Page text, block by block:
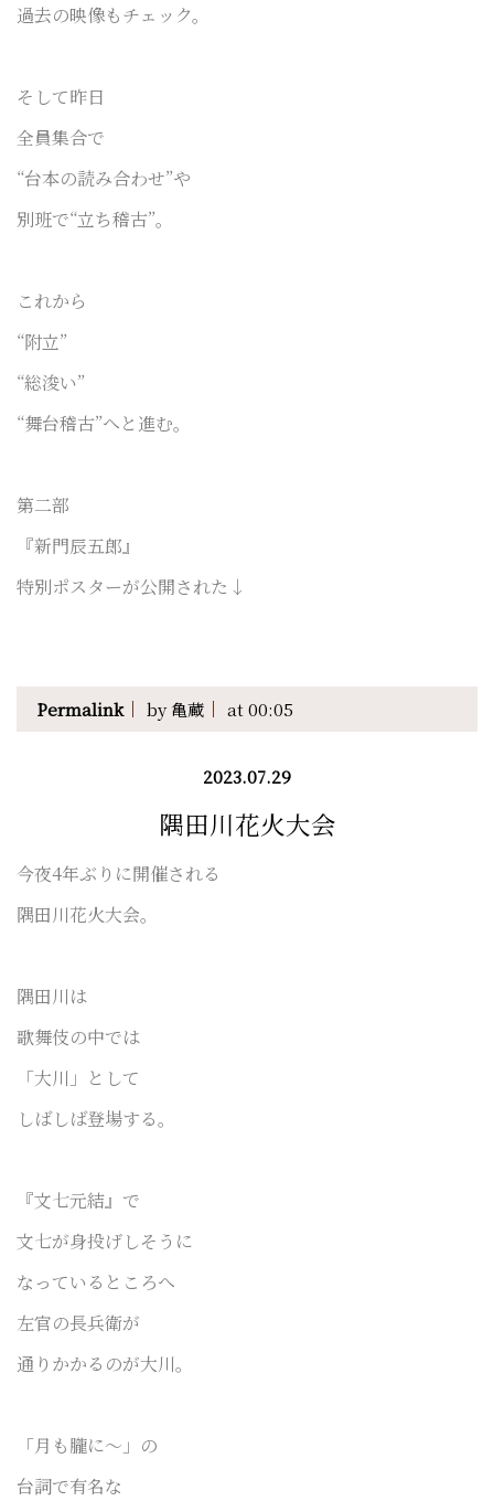
過去の映像もチェック。
そして昨日
全員集合で
“台本の読み合わせ”や
別班で“立ち稽古”。
これから
“附立”
“総浚い”
“舞台稽古”へと進む。
第二部
『新門辰五郎』
特別ポスターが公開された↓
Permalink by 亀蔵 at 00:05
2023.07.29
隅田川花火大会
今夜4年ぶりに開催される
隅田川花火大会。
隅田川は
歌舞伎の中では
「大川」として
しばしば登場する。
『文七元結』で
文七が身投げしそうに
なっているところへ
左官の長兵衛が
通りかかるのが大川。
「月も朧に〜」の
台詞で有名な